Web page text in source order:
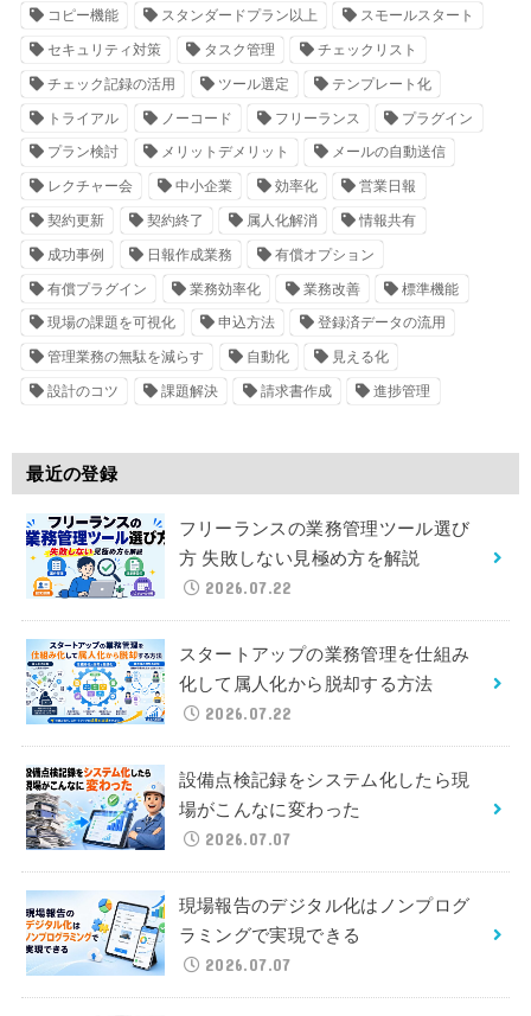
コピー機能 スタンダードプラン以上 スモールスタート
セキュリティ対策 タスク管理 チェックリスト
チェック記録の活用 ツール選定 テンプレート化
トライアル ノーコード フリーランス プラグイン
プラン検討 メリットデメリット メールの自動送信
レクチャー会 中小企業 効率化 営業日報
契約更新 契約終了 属人化解消 情報共有
成功事例 日報作成業務 有償オプション
有償プラグイン 業務効率化 業務改善 標準機能
現場の課題を可視化 申込方法 登録済データの流用
管理業務の無駄を減らす 自動化 見える化
設計のコツ 課題解決 請求書作成 進捗管理
最近の登録
フリーランスの業務管理ツール選び
方 失敗しない見極め方を解説
2026.07.22
スタートアップの業務管理を仕組み
化して属人化から脱却する方法
2026.07.22
設備点検記録をシステム化したら現
場がこんなに変わった
2026.07.07
現場報告のデジタル化はノンプログ
ラミングで実現できる
2026.07.07